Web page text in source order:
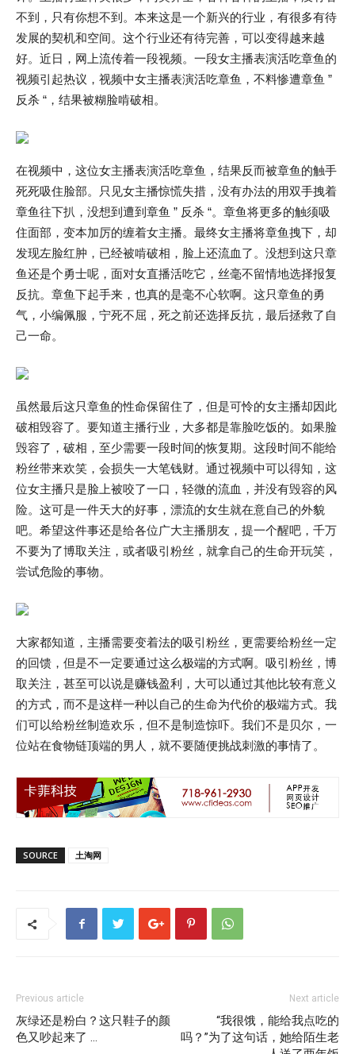
不到，只有你想不到。本来这是一个新兴的行业，有很多有待
发展的契机和空间。这个行业还有待完善，可以变得越来越
好。近日，网上流传着一段视频。一段女主播表演活吃章鱼的
视频引起热议，视频中女主播表演活吃章鱼，不料惨遭章鱼 ”
反杀 “，结果被糊脸啃破相。
在视频中，这位女主播表演活吃章鱼，结果反而被章鱼的触手
死死吸住脸部。只见女主播惊慌失措，没有办法的用双手拽着
章鱼往下扒，没想到遭到章鱼 ” 反杀 “。章鱼将更多的触须吸
住面部，变本加厉的缠着女主播。最终女主播将章鱼拽下，却
发现左脸红肿，已经被啃破相，脸上还流血了。没想到这只章
鱼还是个勇士呢，面对女直播活吃它，丝毫不留情地选择报复
反抗。章鱼下起手来，也真的是毫不心软啊。这只章鱼的勇
气，小编佩服，宁死不屈，死之前还选择反抗，最后拯救了自
己一命。
虽然最后这只章鱼的性命保留住了，但是可怜的女主播却因此
破相毁容了。要知道主播行业，大多都是靠脸吃饭的。如果脸
毁容了，破相，至少需要一段时间的恢复期。这段时间不能给
粉丝带来欢笑，会损失一大笔钱财。通过视频中可以得知，这
位女主播只是脸上被咬了一口，轻微的流血，并没有毁容的风
险。这可是一件天大的好事，漂流的女生就在意自己的外貌
吧。希望这件事还是给各位广大主播朋友，提一个醒吧，千万
不要为了博取关注，或者吸引粉丝，就拿自己的生命开玩笑，
尝试危险的事物。
大家都知道，主播需要变着法的吸引粉丝，更需要给粉丝一定
的回馈，但是不一定要通过这么极端的方式啊。吸引粉丝，博
取关注，甚至可以说是赚钱盈利，大可以通过其他比较有意义
的方式，而不是这样一种以自己的生命为代价的极端方式。我
们可以给粉丝制造欢乐，但不是制造惊吓。我们不是贝尔，一
位站在食物链顶端的男人，就不要随便挑战刺激的事情了。
SOURCE 土淘网
Previous article
灰绿还是粉白？这只鞋子的颜
色又吵起来了 …
Next article
“我很饿，能给我点吃的
吗？”为了这句话，她给陌生老